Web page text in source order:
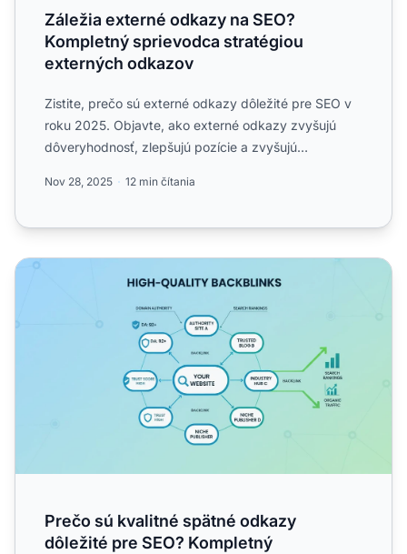
Záležia externé odkazy na SEO?
Kompletný sprievodca stratégiou
externých odkazov
Zistite, prečo sú externé odkazy dôležité pre SEO v
roku 2025. Objavte, ako externé odkazy zvyšujú
dôveryhodnosť, zlepšujú pozície a zvyšujú
Nov 28, 2025 12 min čítania
Prečo sú kvalitné spätné odkazy dôležité pre SEO?
Prečo sú kvalitné spätné odkazy
dôležité pre SEO? Kompletný